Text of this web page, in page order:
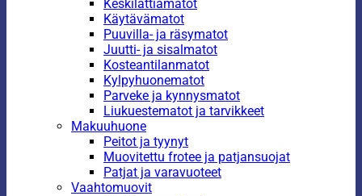
Keskilattiamatot
Käytävämatot
Puuvilla- ja räsymatot
Juutti- ja sisalmatot
Kosteantilanmatot
Kylpyhuonematot
Parveke ja kynnysmatot
Liukuestematot ja tarvikkeet
Makuuhuone
Peitot ja tyynyt
Muovitettu frotee ja patjansuojat
Patjat ja varavuoteet
Vaahtomuovit